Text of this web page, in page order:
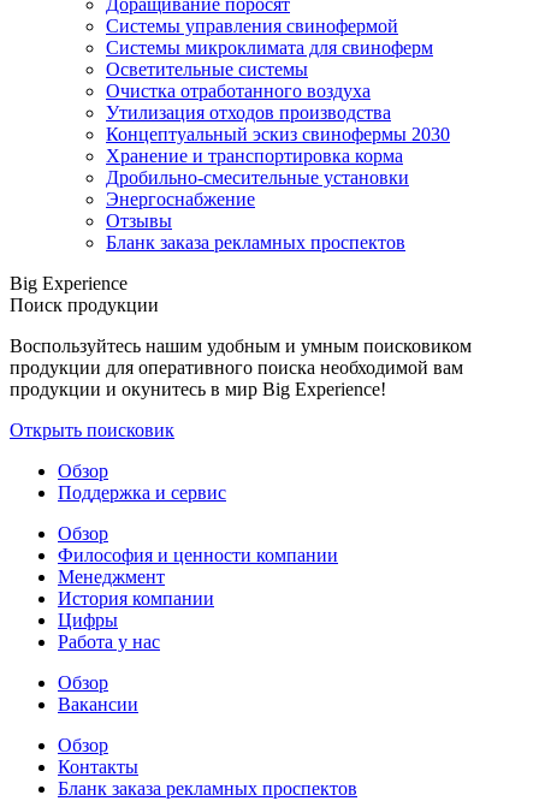
Доращивание поросят
Системы управления свинофермой
Системы микроклимата для свиноферм
Осветительные системы
Очистка отработанного воздуха
Утилизация отходов производства
Концептуальный эскиз свинофермы 2030
Хранение и транспортировка корма
Дробильно-смесительные установки
Энергоснабжение
Отзывы
Бланк заказа рекламных проспектов
Big Experience
Поиск продукции
Воспользуйтесь нашим удобным и умным поисковиком
продукции для оперативного поиска необходимой вам
продукции и окунитесь в мир Big Experience!
Открыть поисковик
Обзор
Поддержка и сервис
Обзор
Философия и ценности компании
Менеджмент
История компании
Цифры
Работа у нас
Обзор
Вакансии
Обзор
Контакты
Бланк заказа рекламных проспектов